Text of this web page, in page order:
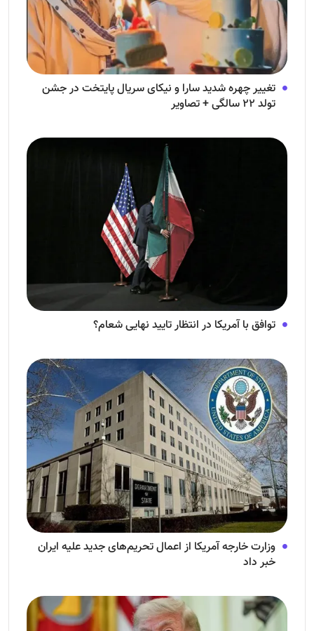
تغییر چهره شدید سارا و نیکای سریال پایتخت در جشن
تولد ۲۲ سالگی + تصاویر
توافق با آمریکا در انتظار تایید نهایی شعام؟
وزارت خارجه آمریکا از اعمال تحریم‌های جدید علیه ایران
خبر داد